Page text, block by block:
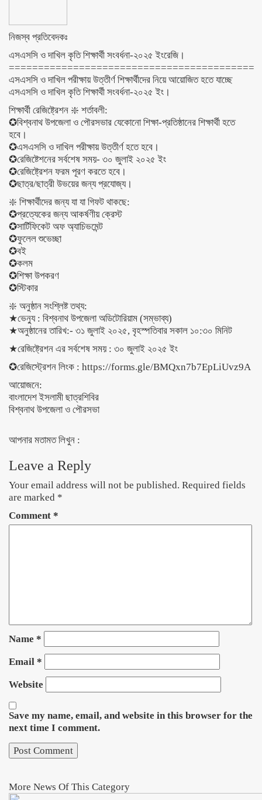
নিজস্ব প্রতিবেদকঃ
এসএসসি ও দাখিল কৃতি শিক্ষার্থী সংবর্ধনা-২০২৫ ইংরেজি।
==========================================
এসএসসি ও দাখিল পরীক্ষায় উত্তীর্ণ শিক্ষার্থীদের নিয়ে আয়োজিত হতে যাচ্ছে
এসএসসি ও দাখিল কৃতি শিক্ষার্থী সংবর্ধনা-২০২৫ ইং।
শিক্ষার্থী রেজিষ্ট্রেশন ❇️ শর্তাবলী:
✪বিশ্বনাথ উপজেলা ও পৌরসভার যেকোনো শিক্ষা-প্রতিষ্ঠানের শিক্ষার্থী হতে
হবে।
✪এসএসসি ও দাখিল পরীক্ষায় উত্তীর্ণ হতে হবে।
✪রেজিষ্টেশনের সর্বশেষ সময়- ৩০ জুলাই ২০২৫ ইং
✪রেজিষ্ট্রেশন ফরম পূরণ করতে হবে।
✪ছাত্র/ছাত্রী উভয়ের জন্য প্রযোজ্য।
❇️ শিক্ষার্থীদের জন্য যা যা গিফট থাকছে:
✪প্রত্যেকের জন্য আকর্ষণীয় ক্রেস্ট
✪সার্টিফিকেট অফ অ্যাচিভমেন্ট
✪ফুলেল শুভেচ্ছা
✪বই
✪কলম
✪শিক্ষা উপকরণ
✪স্টিকার
❇️ অনুষ্ঠান সংশ্লিষ্ট তথ্য:
★ভেন্যু : বিশ্বনাথ উপজেলা অডিটোরিয়াম (সম্ভাব্য)
★অনুষ্ঠানের তারিখ:- ৩১ জুলাই ২০২৫, বৃহস্পতিবার সকাল ১০:৩০ মিনিট
★রেজিষ্ট্রেশন এর সর্বশেষ সময় : ৩০ জুলাই ২০২৫ ইং
✪রেজিস্ট্রেশন লিংক : https://forms.gle/BMQxn7b7EpLiUvz9A
আয়োজনে:
বাংলাদেশ ইসলামী ছাত্রশিবির
বিশ্বনাথ উপজেলা ও পৌরসভা
আপনার মতামত লিখুন :
Leave a Reply
Your email address will not be published. Required fields
are marked *
Comment *
Name *
Email *
Website
Save my name, email, and website in this browser for the
next time I comment.
More News Of This Category